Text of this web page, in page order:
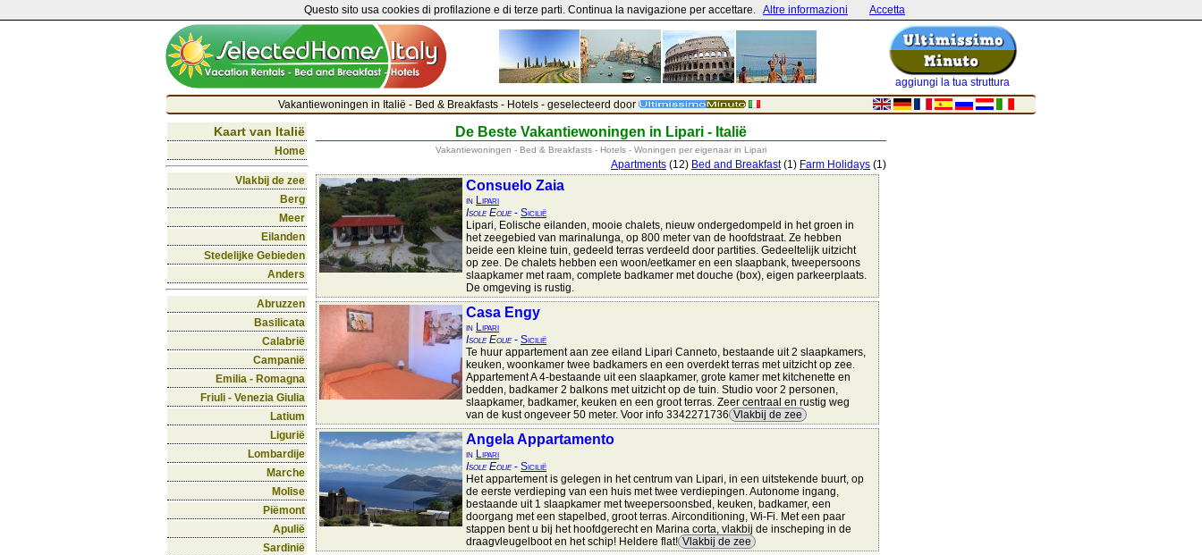
aggiungi la tua struttura
Vakantiewoningen in Italië - Bed & Breakfasts - Hotels - geselecteerd door
Kaart van Italië
Home
Vlakbij de zee
Berg
Meer
Eilanden
Stedelijke Gebieden
Anders
Abruzzen
Basilicata
Calabrië
Campanië
Emilia - Romagna
Friuli - Venezia Giulia
Latium
Ligurië
Lombardije
Marche
Molise
Piëmont
Apulië
Sardinië
De Beste Vakantiewoningen in Lipari - Italië
Vakantiewoningen - Bed & Breakfasts - Hotels - Woningen per eigenaar in Lipari
Apartments (12) Bed and Breakfast(1) Farm Holidays (1)
Consuelo Zaia
in Lipari
Isole Eolie- Sicilië
Lipari, Eolische eilanden, mooie chalets, nieuw ondergedompeld in het groen in
het zeegebied van marinalunga, op 800 meter van de hoofdstraat. Ze hebben
beide een kleine tuin, gedeeld terras verdeeld door partities. Gedeeltelijk uitzicht
op zee. De chalets hebben een woon/eetkamer en een slaapbank, tweepersoons
slaapkamer met raam, complete badkamer met douche (box), eigen parkeerplaats.
De omgeving is rustig.
Casa Engy
in Lipari
Isole Eolie- Sicilië
Te huur appartement aan zee eiland Lipari Canneto, bestaande uit 2 slaapkamers,
keuken, woonkamer twee badkamers en een overdekt terras met uitzicht op zee.
Appartement A 4-bestaande uit een slaapkamer, grote kamer met kitchenette en
bedden, badkamer 2 balkons met uitzicht op de tuin. Studio voor 2 personen,
slaapkamer, badkamer, keuken en een groot terras. Zeer centraal en rustig weg
van de kust ongeveer 50 meter. Voor info 3342271736 Vlakbij de zee
Angela Appartamento
in Lipari
Isole Eolie- Sicilië
Het appartement is gelegen in het centrum van Lipari, in een uitstekende buurt, op
de eerste verdieping van een huis met twee verdiepingen. Autonome ingang,
bestaande uit 1 slaapkamer met tweepersoonsbed, keuken, badkamer, een
doorgang met een stapelbed, groot terras. Airconditioning, Wi-Fi. Met een paar
stappen bent u bij het hoofdgerecht en Marina corta, vlakbij de inscheping in de
draagvleugelboot en het schip! Heldere flat! Vlakbij de zee
Questo sito usa cookies di profilazione e di terze parti. Continua la navigazione per accettare. Altre informazioni Accetta